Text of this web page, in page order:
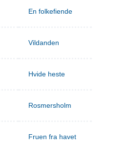
En folkefiende
Vildanden
Hvide heste
Rosmersholm
Fruen fra havet